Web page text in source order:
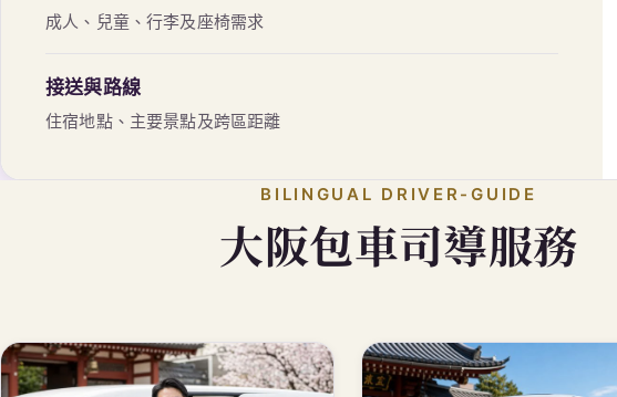
成人、兒童、行李及座椅需求
接送與路線
住宿地點、主要景點及跨區距離
BILINGUAL DRIVER-GUIDE
大阪包車司導服務